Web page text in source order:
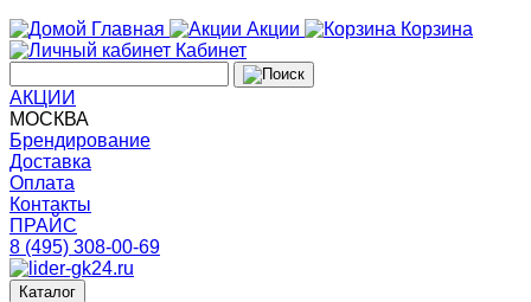
Главная
Акции
Корзина
Кабинет
АКЦИИ
МОСКВА
Брендирование
Доставка
Оплата
Контакты
ПРАЙС
8 (495) 308-00-69
Каталог